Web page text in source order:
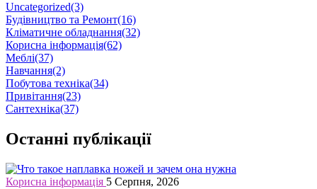
Uncategorized(3)
Будівництво та Ремонт(16)
Кліматичне обладнання(32)
Корисна інформація(62)
Меблі(37)
Навчання(2)
Побутова техніка(34)
Привітання(23)
Сантехніка(37)
Останні публікації
Корисна інформація 5 Серпня, 2026